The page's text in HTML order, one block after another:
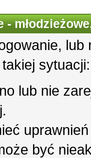
-
sytuacji:
lub nie
być